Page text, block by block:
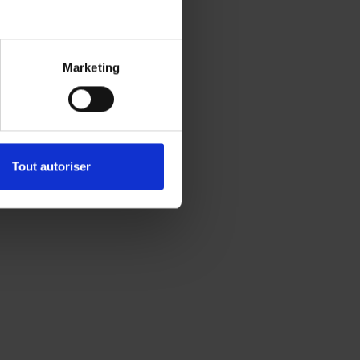
Marketing
Tout autoriser